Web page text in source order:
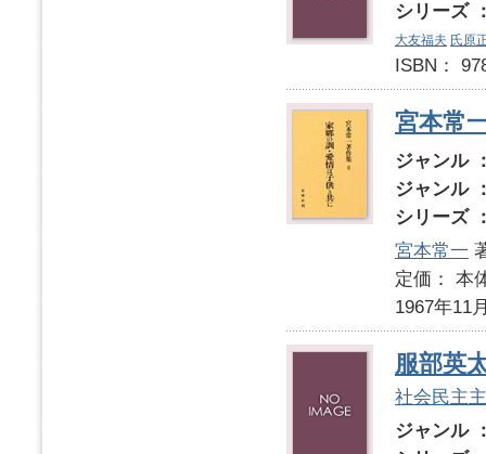
シリーズ
大友福夫 氏原
ISBN：
宮本常
ジャンル
ジャンル
シリーズ
宮本常一
定価：
1967年11
服部英
社会民主
ジャンル